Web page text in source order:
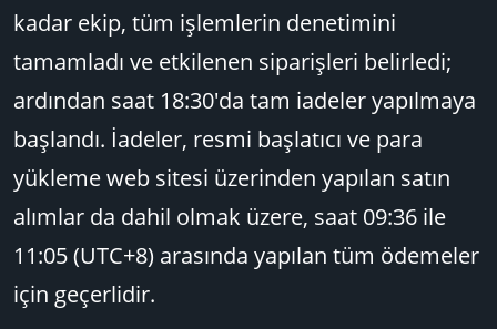
kadar ekip, tüm işlemlerin denetimini
tamamladı ve etkilenen siparişleri belirledi;
ardından saat 18:30'da tam iadeler yapılmaya
başlandı. İadeler, resmi başlatıcı ve para
yükleme web sitesi üzerinden yapılan satın
alımlar da dahil olmak üzere, saat 09:36 ile
11:05 (UTC+8) arasında yapılan tüm ödemeler
için geçerlidir.